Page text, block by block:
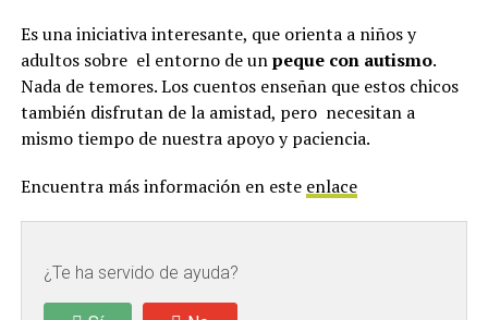
Es una iniciativa interesante, que orienta a niños y
adultos sobre el entorno de unpeque con autismo.
Nada de temores. Los cuentos enseñan que estos chicos
también disfrutan de la amistad, pero necesitan a
mismo tiempo de nuestra apoyo y paciencia.
Encuentra más información en este enlace
¿Te ha servido de ayuda?